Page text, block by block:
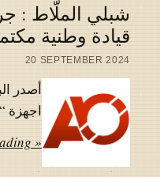
شبلي الملّاط :
قيادة وطنية
20 SEPTEMBER 2024
أصدر
اجهزة
»